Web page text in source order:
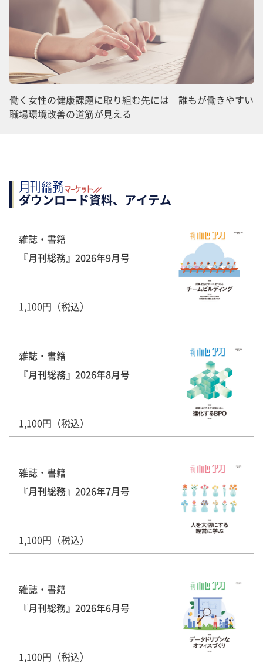
働く女性の健康課題に取り組む先には 誰もが働きやすい
職場環境改善の道筋が見える
ダウンロード資料、アイテム
雑誌・書籍
『月刊総務』2026年9月号
1,100円（税込）
雑誌・書籍
『月刊総務』2026年8月号
1,100円（税込）
雑誌・書籍
『月刊総務』2026年7月号
1,100円（税込）
雑誌・書籍
『月刊総務』2026年6月号
1,100円（税込）